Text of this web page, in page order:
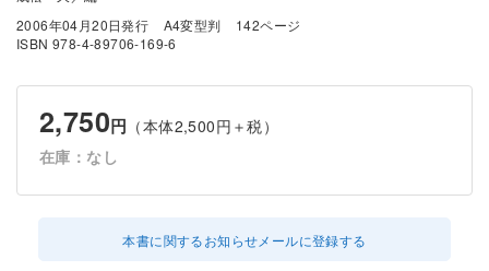
2006年04月20日発行
A4変型判
142ページ
ISBN 978-4-89706-169-6
2,750円 （本体2,500円＋税）
在庫：なし
本書に関するお知らせメールに登録する